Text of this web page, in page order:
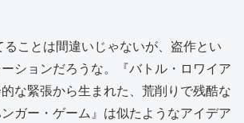
ることは間違いじゃないが、盗作とい
ションだろうな。『バトル・ロワイア
な緊張から生まれた、荒削りで残酷な
ガー・ゲーム』は似たようなアイデア